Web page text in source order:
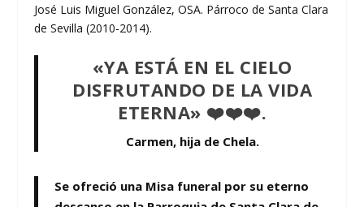
José Luis Miguel González, OSA. Párroco de Santa Clara
de Sevilla (2010-2014).
«YA ESTÁ EN EL CIELO
DISFRUTANDO DE LA VIDA
ETERNA» ❤️❤️❤️.
Carmen, hija de Chela.
Se ofreció una Misa funeral por su eterno